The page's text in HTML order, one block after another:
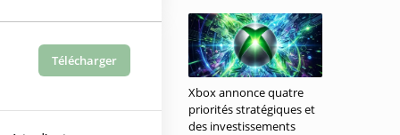
Télécharger
Xbox annonce quatre
priorités stratégiques et
des investissements